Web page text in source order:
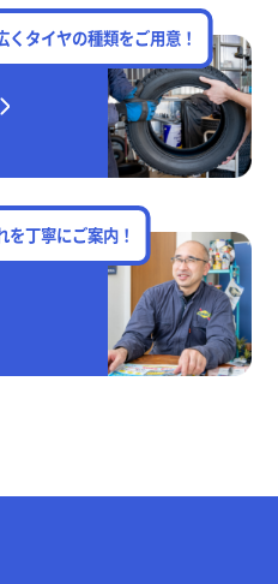
タイヤの種類をご用意！
を丁寧にご案内！